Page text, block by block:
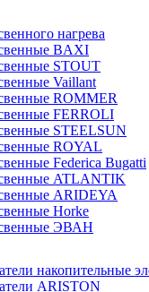
нагрева
BAXI
STOUT
Vaillant
ROMMER
FERROLI
STEELSUN
ROYAL
Federica Bugatti
ATLANTIK
ARIDEYA
Horke
ЭВАН
накопительные
ARISTON